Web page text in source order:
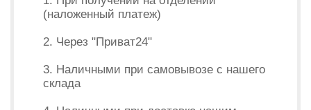
(наложенный платеж)
2. Через "Приват24"
3. Наличными при самовывозе с нашего
склада